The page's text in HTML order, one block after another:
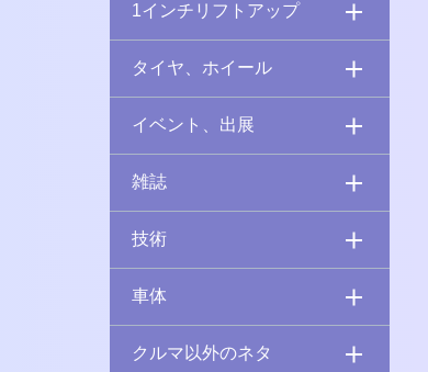
1インチリフトアップ
タイヤ、ホイール
イベント、出展
雑誌
技術
車体
クルマ以外のネタ